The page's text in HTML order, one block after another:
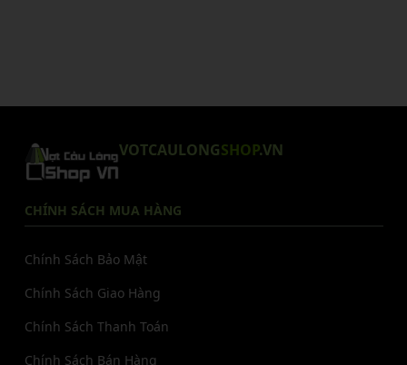
VOTCAULONGSHOP.VN
CHÍNH SÁCH MUA HÀNG
Chính Sách Bảo Mật
Chính Sách Giao Hàng
Chính Sách Thanh Toán
Chính Sách Bán Hàng